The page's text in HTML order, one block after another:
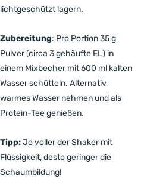
lichtgeschützt lagern.
Zubereitung: Pro Portion 35 g
Pulver (circa 3 gehäufte EL) in
einem Mixbecher mit 600 ml kalten
Wasser schütteln. Alternativ
warmes Wasser nehmen und als
Protein-Tee genießen.
Tipp:Je voller der Shaker mit
Flüssigkeit, desto geringer die
Schaumbildung!